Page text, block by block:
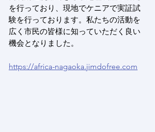
を行っており、現地でケニアで実証試
験を行っております。私たちの活動を
広く市民の皆様に知っていただく良い
機会となりました。
https://africa-nagaoka.jimdofree.com